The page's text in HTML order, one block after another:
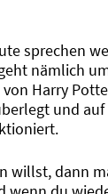
sprechen
nämlich
Harry
und
willst, dann